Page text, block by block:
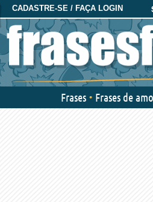
CADASTRE-SE / FAÇA LOGIN
Frases Frases de